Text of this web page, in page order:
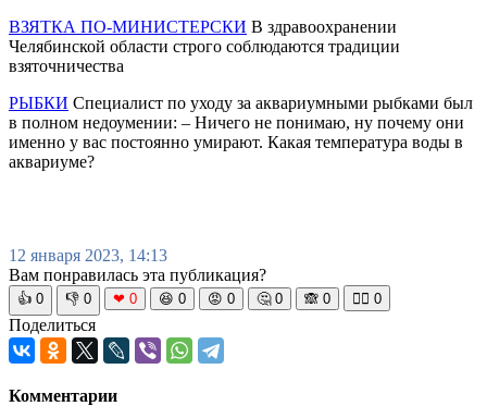
ВЗЯТКА ПО-МИНИСТЕРСКИ В здравоохранении
Челябинской области строго соблюдаются традиции
взяточничества
РЫБКИ Специалист по уходу за аквариумными рыбками был
в полном недоумении: – Ничего не понимаю, ну почему они
именно у вас постоянно умирают. Какая температура воды в
аквариуме?
12 января 2023, 14:13
Вам понравилась эта публикация?
👍 0 👎 0 ❤ 0 😆 0 😡 0 🤔 0 🙈 0 🧘‍♀️ 0
Поделиться
Комментарии